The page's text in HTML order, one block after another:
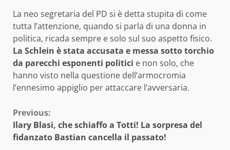
La neo segretaria del PD si è detta stupita di come
tutta l’attenzione, quando si parla di una donna in
politica, ricada sempre e solo sul suo aspetto fisico.
La Schlein è stata accusata e messa sotto torchio
da parecchi esponenti politici e non solo, che
hanno visto nella questione dell’armocromia
l’ennesimo appiglio per attaccare l’avversaria.
Continue
Reading
Previous:
Ilary Blasi, che schiaffo a Totti! La sorpresa del
fidanzato Bastian cancella il passato!